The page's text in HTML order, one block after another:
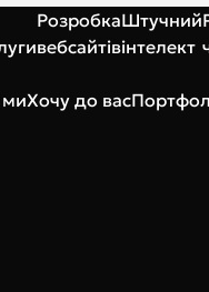
Розробка
вебсайтів
Штучний
інтелект
Хочу до вас